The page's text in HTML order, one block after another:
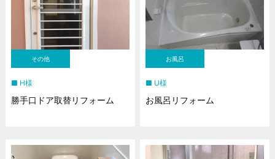
その他
H様
勝手口ドア取替リフォーム
お風呂
U様
お風呂リフォーム